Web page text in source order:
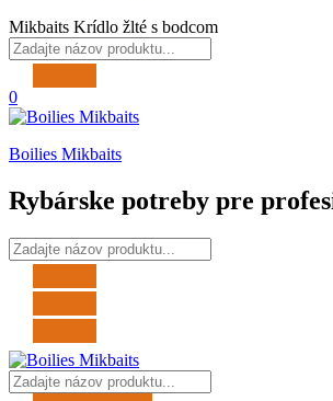
Mikbaits Krídlo žlté s bodcom
0
Boilies Mikbaits
Rybárske potreby pre